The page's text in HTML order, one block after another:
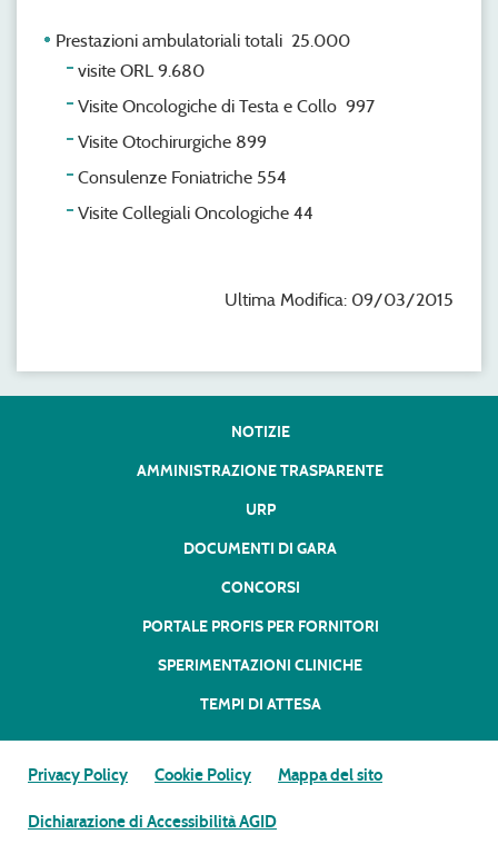
Prestazioni ambulatoriali totali 25.000
visite ORL 9.680
Visite Oncologiche di Testa e Collo 997
Visite Otochirurgiche 899
Consulenze Foniatriche 554
Visite Collegiali Oncologiche 44
Ultima Modifica: 09/03/2015
NOTIZIE
AMMINISTRAZIONE TRASPARENTE
URP
DOCUMENTI DI GARA
CONCORSI
PORTALE PROFIS PER FORNITORI
SPERIMENTAZIONI CLINICHE
TEMPI DI ATTESA
Privacy Policy Cookie Policy Mappa del sito
Dichiarazione di Accessibilità AGID